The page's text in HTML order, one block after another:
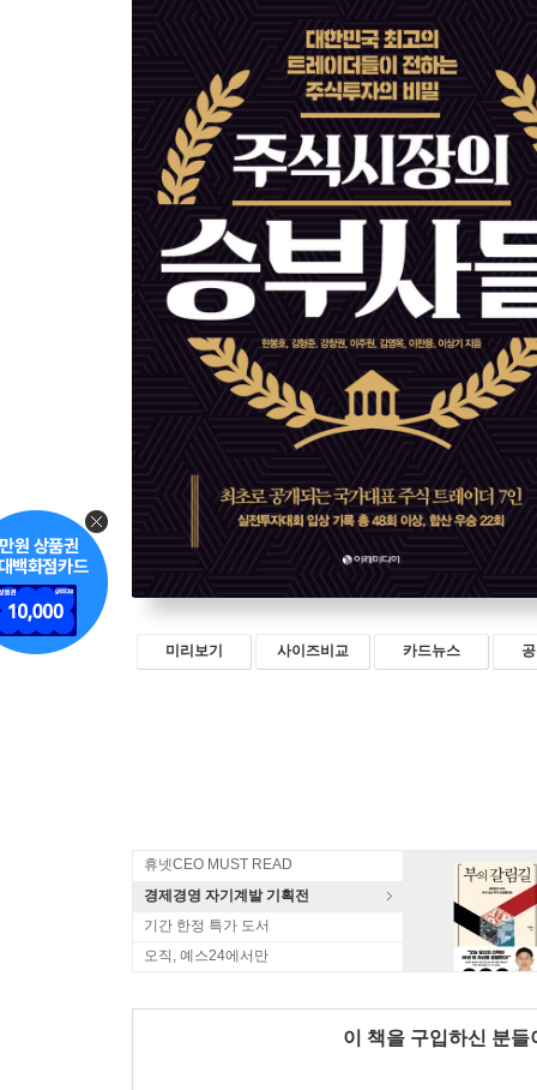
미리보기 사이즈비교 카드뉴스
휴넷CEO MUST READ
경제경영 자기계발 기획전
기간 한정 특가 도서
오직, 예스24에서만
이 책을 구입하신 분